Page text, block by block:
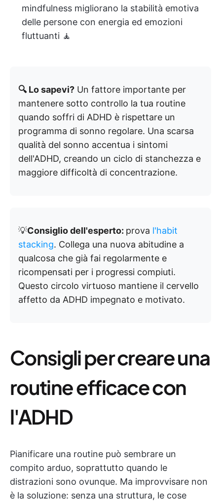
mindfulness migliorano la stabilità emotiva
delle persone con energia ed emozioni
fluttuanti 🧘
🔍 Lo sapevi? Un fattore importante per
mantenere sotto controllo la tua routine
quando soffri di ADHD è rispettare un
programma di sonno regolare. Una scarsa
qualità del sonno accentua i sintomi
dell'ADHD, creando un ciclo di stanchezza e
maggiore difficoltà di concentrazione.
💡Consiglio dell'esperto: prova l'habit
stacking. Collega una nuova abitudine a
qualcosa che già fai regolarmente e
ricompensati per i progressi compiuti.
Questo circolo virtuoso mantiene il cervello
affetto da ADHD impegnato e motivato.
Consigli per creare una
routine efficace con
l'ADHD
Pianificare una routine può sembrare un
compito arduo, soprattutto quando le
distrazioni sono ovunque. Ma improvvisare non
è la soluzione: senza una struttura, le cose